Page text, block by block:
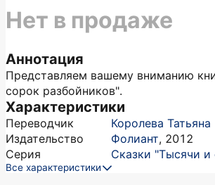
Аннотация
Представляем вашему вниманию
сорок разбойников".
Характеристики
Переводчик
Королева Татьяна
Издательство
Фолиант, 2012
Серия
Сказки "Тысячи и
Все характеристики
Нет в продаже